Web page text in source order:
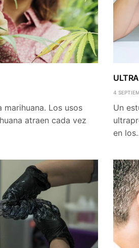
Los usos
atraen cada vez
4
Un
en